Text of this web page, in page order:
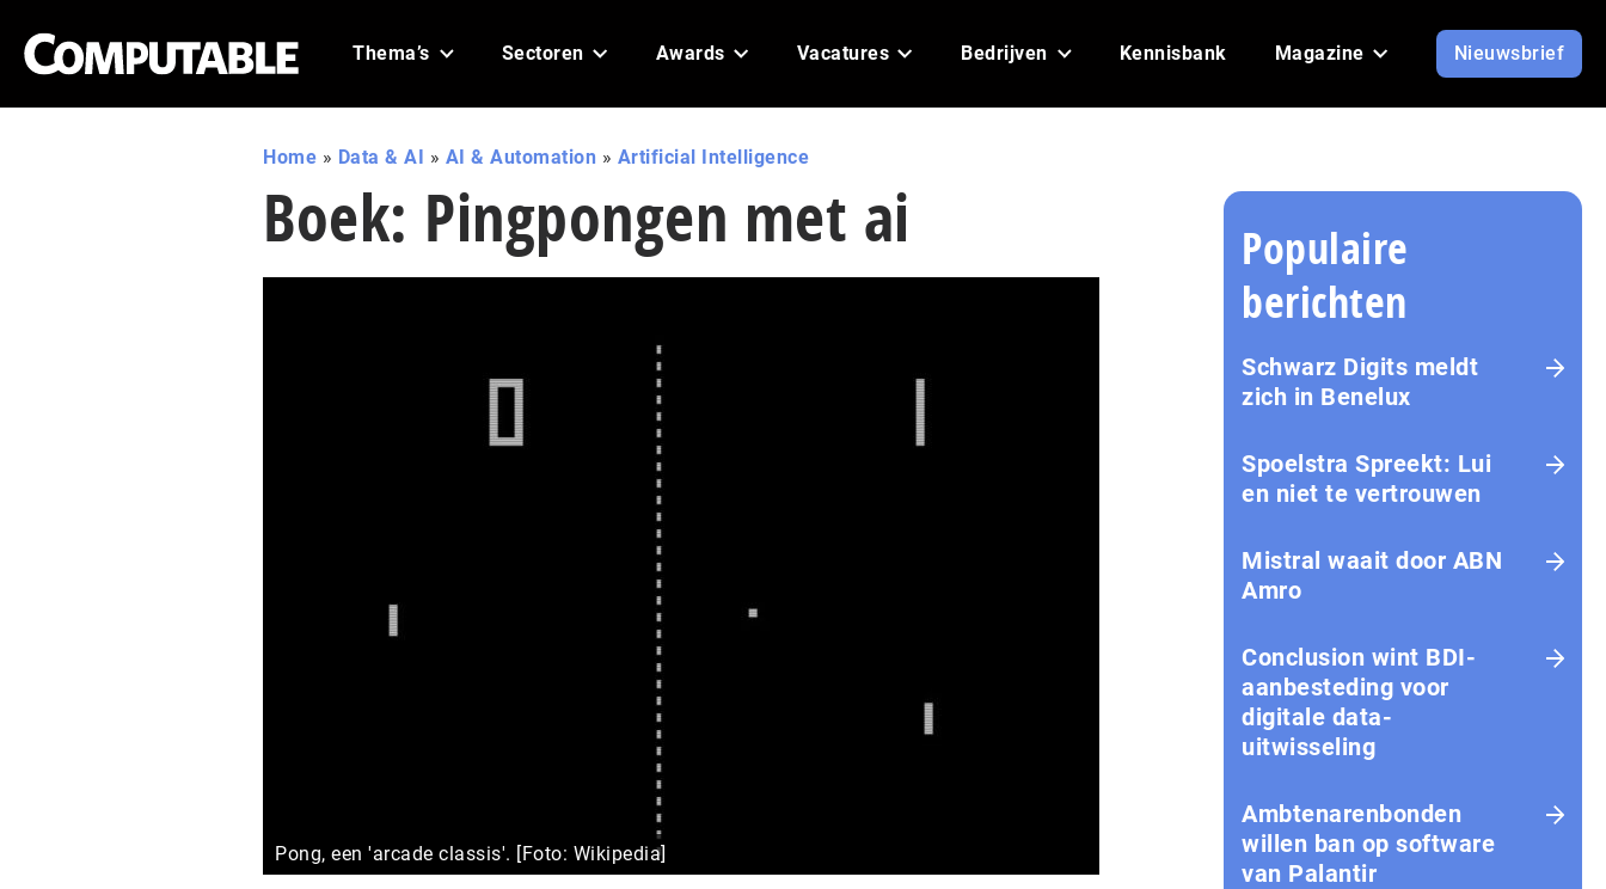
Thema’s Sectoren Awards Vacatures Bedrijven Kennisbank Magazine Nieuwsbrief
Home » Data & AI » AI & Automation » Artificial Intelligence
Boek: Pingpongen met ai
Pong, een 'arcade classis'. [Foto: Wikipedia]
Populaire
berichten
Schwarz Digits meldt
zich in Benelux
Spoelstra Spreekt: Lui
en niet te vertrouwen
Mistral waait door ABN
Amro
Conclusion wint BDI-
aanbesteding voor
digitale data-
uitwisseling
Ambtenarenbonden
willen ban op software
van Palantir